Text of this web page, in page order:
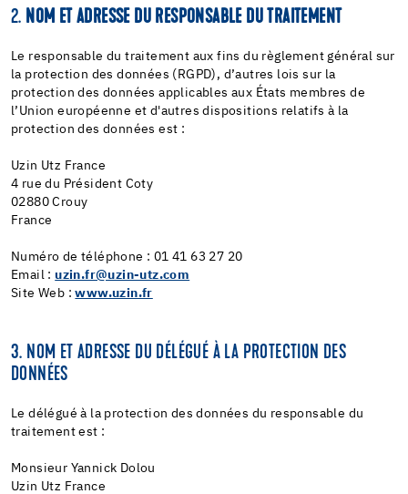
2. NOM ET ADRESSE DU RESPONSABLE DU TRAITEMENT
Le responsable du traitement aux fins du règlement général sur
la protection des données (RGPD), d’autres lois sur la
protection des données applicables aux États membres de
l’Union européenne et d'autres dispositions relatifs à la
protection des données est :
Uzin Utz France
4 rue du Président Coty
02880 Crouy
France
Numéro de téléphone : 01 41 63 27 20
Email :uzin.fr@uzin-utz.com
Site Web :www.uzin.fr
3. NOM ET ADRESSE DU DÉLÉGUÉ À LA PROTECTION DES
DONNÉES
Le délégué à la protection des données du responsable du
traitement est :
Monsieur Yannick Dolou
Uzin Utz France